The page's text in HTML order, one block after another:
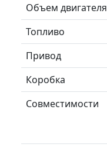
Объем двигателя
Топливо
Привод
Коробка
Совместимости